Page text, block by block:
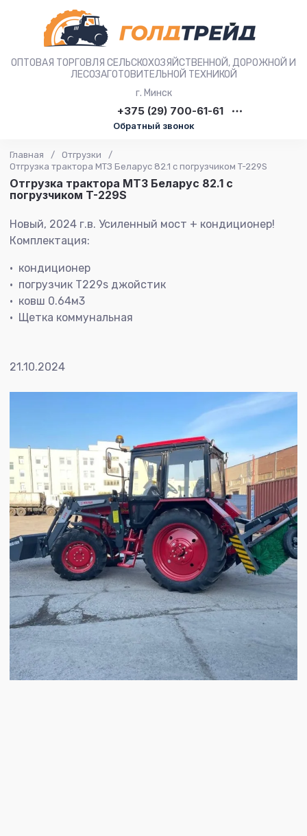
ОПТОВАЯ ТОРГОВЛЯ СЕЛЬСКОХОЗЯЙСТВЕННОЙ, ДОРОЖНОЙ И
ЛЕСОЗАГОТОВИТЕЛЬНОЙ ТЕХНИКОЙ
г. Минск
+375 (29) 700-61-61
Обратный звонок
Главная / Отгрузки
/
Отгрузка трактора МТЗ Беларус 82.1 с погрузчиком T-229S
Отгрузка трактора МТЗ Беларус 82.1 с
погрузчиком T-229S
Новый, 2024 г.в. Усиленный мост + кондиционер!
Комплектация:
кондиционер
погрузчик Т229s джойстик
ковш 0.64м3
Щетка коммунальная
21.10.2024